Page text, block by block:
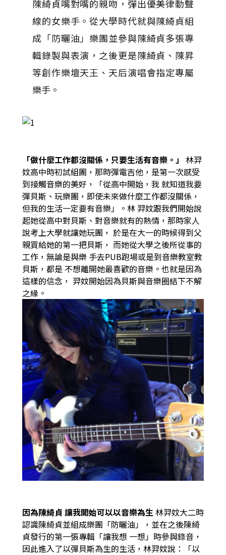
陳綺貞嘴對嘴的親吻，彈出優美律動聲
線的女樂手。從大學時代就與陳綺貞組
成「防曬油」樂團並參與陳綺貞多張專
輯錄製與表演，之後更是陳綺貞、陳昇
等創作樂壇天王、天后演唱會指定專屬
樂手。
「做什麼工作都沒關係，只要生活有音樂。」 林羿
妏高中時初試組團，那時彈電吉他，是第一次感受
到接觸音樂的美好，「從高中開始，我就知道我要
彈貝斯、玩樂團，即使未來做什麼工作都沒關係，
但我的生活一定要有音樂」。林 羿妏跟我們開始說
起她從高中對貝斯、對音樂就有的熱情，那時家人
說考上大學就讓她玩團， 於是在大一的時候得到父
親買給她的第一把貝斯， 而她從大學之後所從事的
工作，無論是與樂 手去PUB跑場或是到音樂教室教
貝斯，都是不想離開她最喜歡的音樂。也就是因為
這樣的信念， 羿妏開始因為貝斯與音樂圈結下不解
之緣。
因為陳綺貞 讓我開始可以以音樂為生林羿妏大二時
認識陳綺貞並組成樂團「防曬油」，並在之後陳綺
貞發行的第一張專輯「讓我想 一想」時參與錄音，
因此進入了以彈貝斯為生的生活，林羿妏說：「以